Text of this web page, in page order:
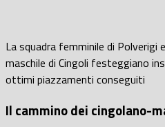
La squadra femminile di Polverigi
maschile di Cingoli festeggiano
ottimi piazzamenti conseguiti
Il cammino dei cingolano-